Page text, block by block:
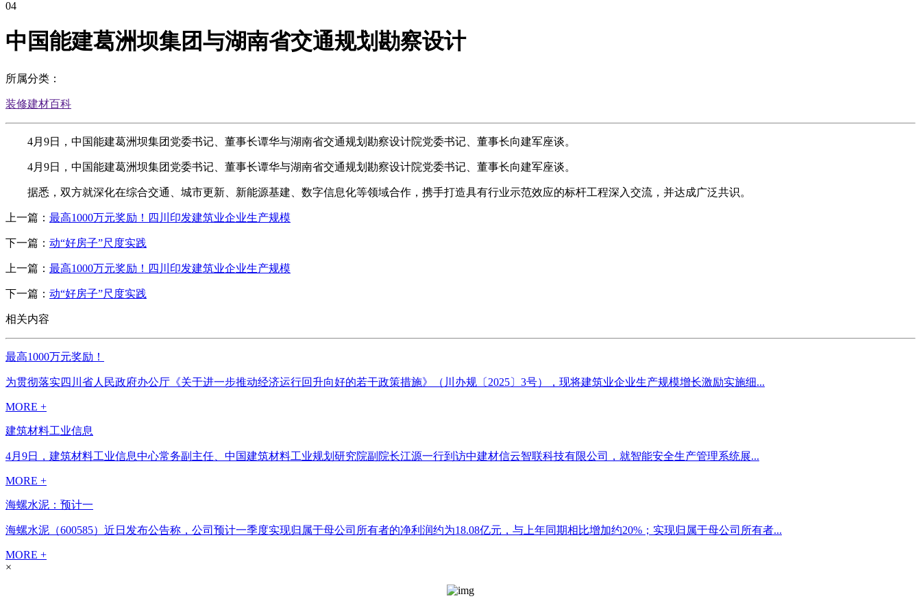
04
中国能建葛洲坝集团与湖南省交通规划勘察设计
所属分类：
装修建材百科
4月9日，中国能建葛洲坝集团党委书记、董事长谭华与湖南省交通规划勘察设计院党委书记、董事长向建军座谈。
4月9日，中国能建葛洲坝集团党委书记、董事长谭华与湖南省交通规划勘察设计院党委书记、董事长向建军座谈。
据悉，双方就深化在综合交通、城市更新、新能源基建、数字信息化等领域合作，携手打造具有行业示范效应的标杆工程深入交流，并达成广泛共识。
上一篇： 最高1000万元奖励！四川印发建筑业企业生产规模
下一篇： 动“好房子”尺度实践
上一篇： 最高1000万元奖励！四川印发建筑业企业生产规模
下一篇： 动“好房子”尺度实践
相关内容
最高1000万元奖励！
为贯彻落实四川省人民政府办公厅《关于进一步推动经济运行回升向好的若干政策措施》（川办规〔2025〕3号），现将建筑业企业生产规模增长激励实施细...
MORE +
建筑材料工业信息
4月9日，建筑材料工业信息中心常务副主任、中国建筑材料工业规划研究院副院长江源一行到访中建材信云智联科技有限公司，就智能安全生产管理系统展...
MORE +
海螺水泥：预计一
海螺水泥（600585）近日发布公告称，公司预计一季度实现归属于母公司所有者的净利润约为18.08亿元，与上年同期相比增加约20%；实现归属于母公司所有者...
MORE +
×